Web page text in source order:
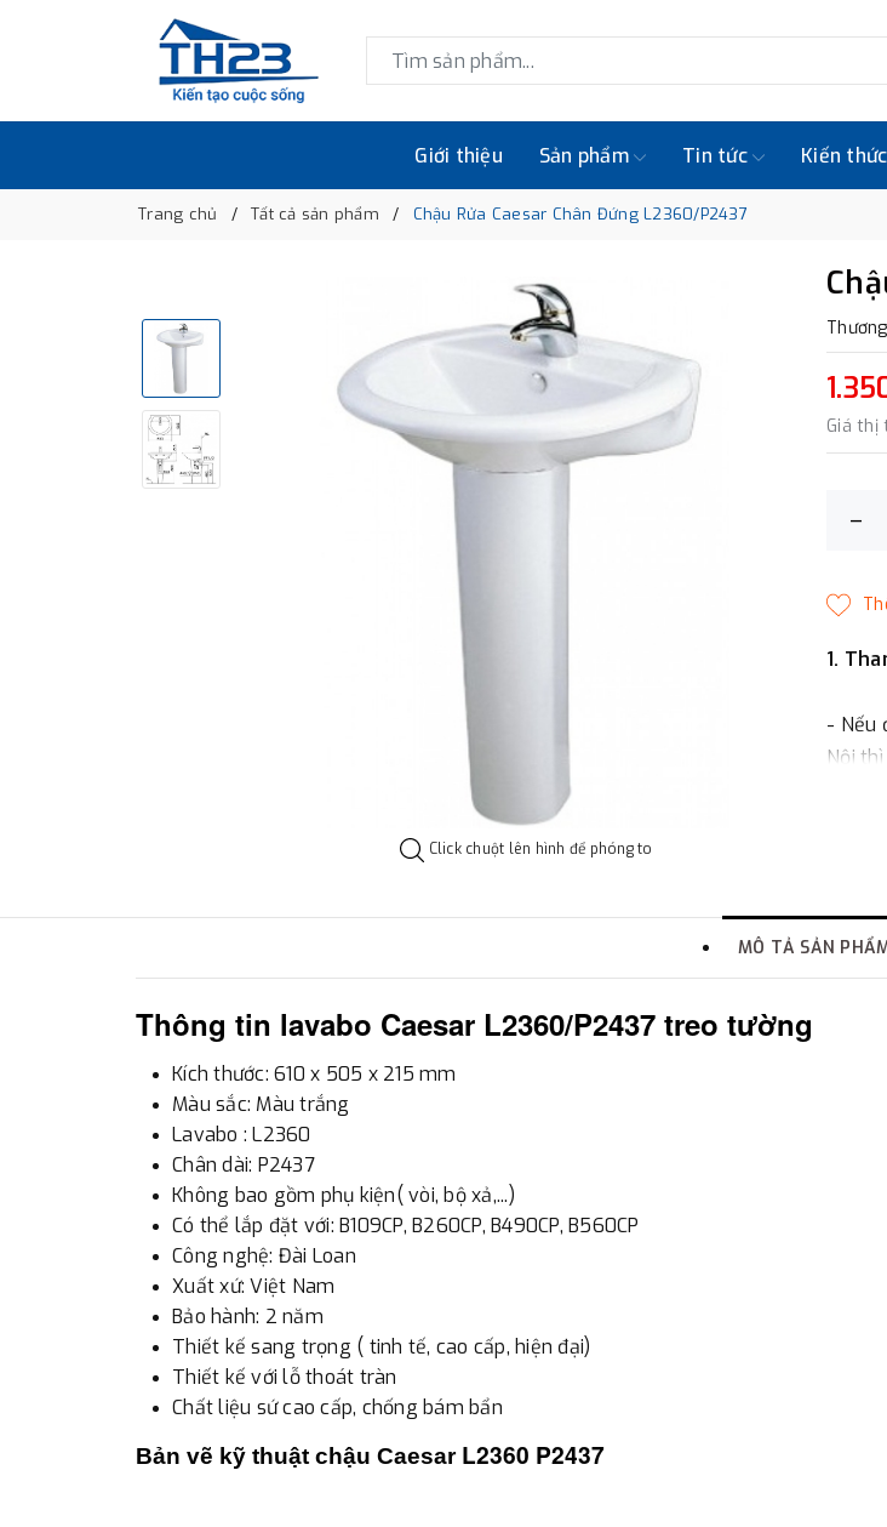
Giới thiệu Sản phẩm Tin tức Kiến thức
Trang chủ Tất cả sản phẩm Chậu Rửa Caesar Chân Đứng L2360/P2437
Click chuột lên hình để phóng to
Giá thị
–
1.
- Nếu
Nội
một
-
quận
MÔ TẢ SẢN
Thông tin lavabo Caesar L2360/P2437 treo tường
Kích thước: 610 x 505 x 215 mm
Màu sắc: Màu trắng
Lavabo : L2360
Chân dài: P2437
Không bao gồm phụ kiện( vòi, bộ xả,...)
Có thể lắp đặt với: B109CP, B260CP, B490CP, B560CP
Công nghệ: Đài Loan
Xuất xứ: Việt Nam
Bảo hành: 2 năm
Thiết kế sang trọng ( tinh tế, cao cấp, hiện đại)
Thiết kế với lỗ thoát tràn
Chất liệu sứ cao cấp, chống bám bẩn
Bản vẽ kỹ thuật chậu Caesar L2360 P2437